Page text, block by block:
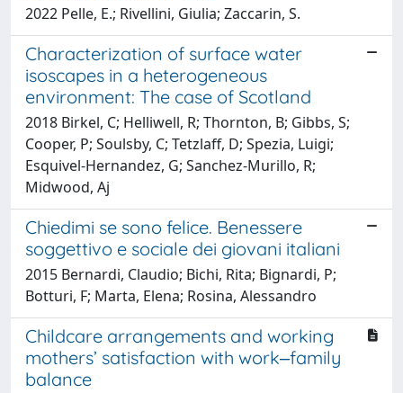
2022 Pelle, E.; Rivellini, Giulia; Zaccarin, S.
Characterization of surface water
isoscapes in a heterogeneous
environment: The case of Scotland
2018 Birkel, C; Helliwell, R; Thornton, B; Gibbs, S;
Cooper, P; Soulsby, C; Tetzlaff, D; Spezia, Luigi;
Esquivel-Hernandez, G; Sanchez-Murillo, R;
Midwood, Aj
Chiedimi se sono felice. Benessere
soggettivo e sociale dei giovani italiani
2015 Bernardi, Claudio; Bichi, Rita; Bignardi, P;
Botturi, F; Marta, Elena; Rosina, Alessandro
Childcare arrangements and working
mothers’ satisfaction with work‒family
balance